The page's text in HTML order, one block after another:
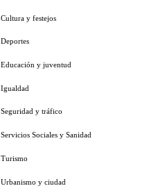
Cultura y festejos
Deportes
Educación y juventud
Igualdad
Seguridad y tráfico
Servicios Sociales y Sanidad
Turismo
Urbanismo y ciudad